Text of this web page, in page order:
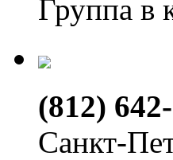
Группа в
(812)
Санкт-